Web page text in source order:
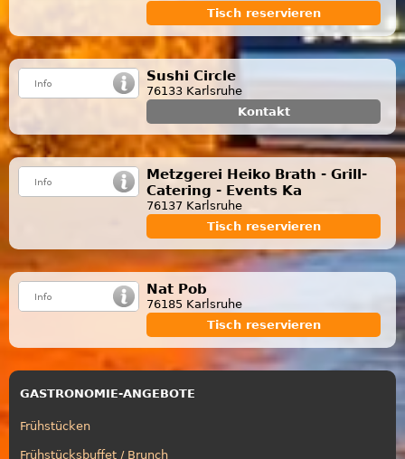
Tisch reservieren
Sushi Circle
76133 Karlsruhe
Kontakt
Metzgerei Heiko Brath - Grill-
Catering - Events Ka
76137 Karlsruhe
Tisch reservieren
Nat Pob
76185 Karlsruhe
Tisch reservieren
GASTRONOMIE-ANGEBOTE
Frühstücken
Frühstücksbuffet / Brunch